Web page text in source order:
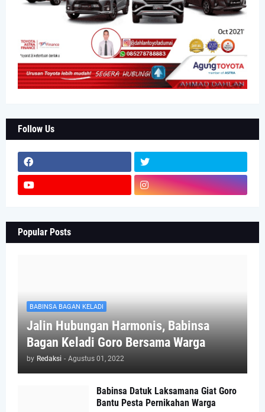
Follow Us
Popular Posts
BABINSA BAGAN KELADI
Jalin Hubungan Harmonis, Babinsa
Bagan Keladi Goro Bersama Warga
by Redaksi - Agustus 01, 2022
Babinsa Datuk Laksamana Giat Goro
Bantu Pesta Pernikahan Warga